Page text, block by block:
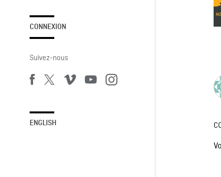
CONNEXION
Suivez-nous
ENGLISH